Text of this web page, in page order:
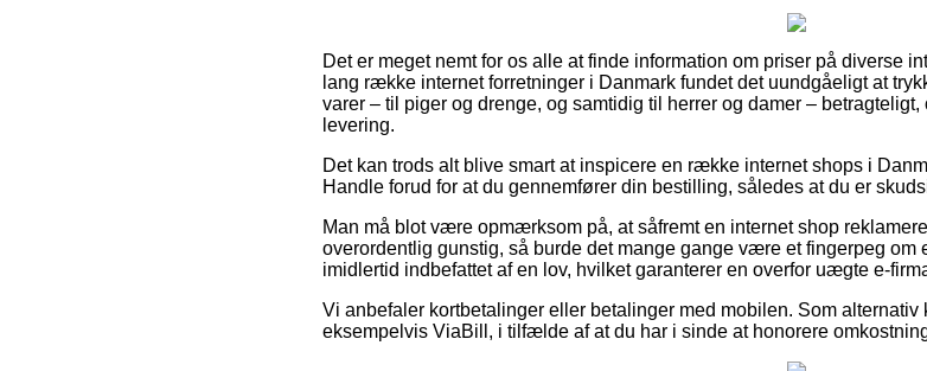
Det er meget nemt for os alle at finde information om priser på diverse
lang række internet forretninger i Danmark fundet det uundgåeligt at
varer – til piger og drenge, og samtidig til herrer og damer –
levering.
Det kan trods alt blive smart at inspicere en række internet shops i
Handle forud for at du gennemfører din bestilling, således at du er
Man må blot være opmærksom på, at såfremt en internet shop
overordentlig gunstig, så burde det mange gange være et fingerpeg om
imidlertid indbefattet af en lov, hvilket garanterer en overfor uægte e-
Vi anbefaler kortbetalinger eller betalinger med mobilen. Som
eksempelvis ViaBill, i tilfælde af at du har i sinde at honorere